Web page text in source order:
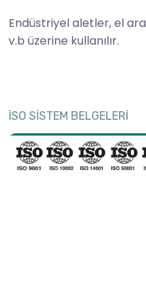
Endüstriyel aletler, el
v.b üzerine kullanılır.
İSO SİSTEM BELGELERİ